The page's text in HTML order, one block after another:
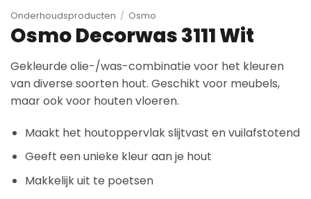
Onderhoudsproducten / Osmo
Osmo Decorwas 3111 Wit
Gekleurde olie-/was-combinatie voor het kleuren
van diverse soorten hout. Geschikt voor meubels,
maar ook voor houten vloeren.
Maakt het houtoppervlak slijtvast en vuilafstotend
Geeft een unieke kleur aan je hout
Makkelijk uit te poetsen